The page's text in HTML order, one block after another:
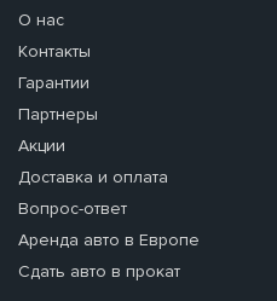
О нас
Контакты
Гарантии
Партнеры
Акции
Доставка и оплата
Вопрос-ответ
Аренда авто в Европе
Сдать авто в прокат